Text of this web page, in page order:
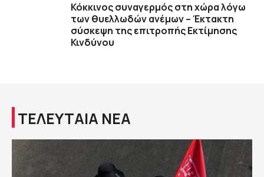
Κόκκινος συναγερμός στη χώρα λόγω
των θυελλωδών ανέμων – Έκτακτη
σύσκεψη της επιτροπής Εκτίμησης
Κινδύνου
ΤΕΛΕΥΤΑΙΑ ΝΕΑ